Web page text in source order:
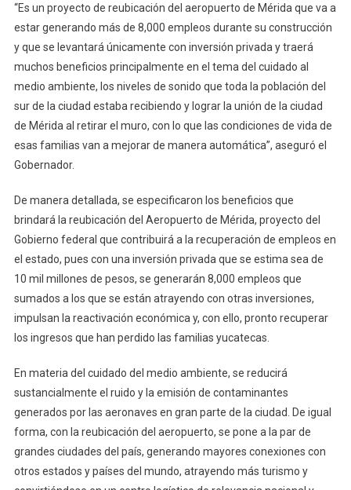
“Es un proyecto de reubicación del aeropuerto de Mérida que va a
estar generando más de 8,000 empleos durante su construcción
y que se levantará únicamente con inversión privada y traerá
muchos beneficios principalmente en el tema del cuidado al
medio ambiente, los niveles de sonido que toda la población del
sur de la ciudad estaba recibiendo y lograr la unión de la ciudad
de Mérida al retirar el muro, con lo que las condiciones de vida de
esas familias van a mejorar de manera automática”, aseguró el
Gobernador.
De manera detallada, se especificaron los beneficios que
brindará la reubicación del Aeropuerto de Mérida, proyecto del
Gobierno federal que contribuirá a la recuperación de empleos en
el estado, pues con una inversión privada que se estima sea de
10 mil millones de pesos, se generarán 8,000 empleos que
sumados a los que se están atrayendo con otras inversiones,
impulsan la reactivación económica y, con ello, pronto recuperar
los ingresos que han perdido las familias yucatecas.
En materia del cuidado del medio ambiente, se reducirá
sustancialmente el ruido y la emisión de contaminantes
generados por las aeronaves en gran parte de la ciudad. De igual
forma, con la reubicación del aeropuerto, se pone a la par de
grandes ciudades del país, generando mayores conexiones con
otros estados y países del mundo, atrayendo más turismo y